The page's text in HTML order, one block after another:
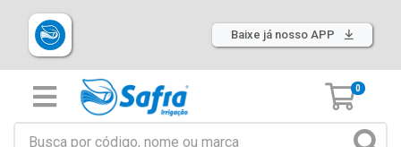
Baixe já nosso APP
0